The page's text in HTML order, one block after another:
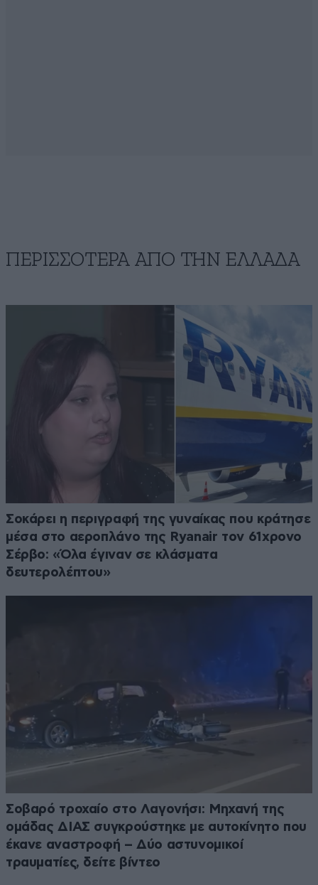
ΠΕΡΙΣΣΟΤΕΡΑ ΑΠΟ ΤΗΝ ΕΛΛΑΔΑ
Σοκάρει η περιγραφή της γυναίκας που κράτησε
μέσα στο αεροπλάνο της Ryanair τον 61χρονο
Σέρβο: «Όλα έγιναν σε κλάσματα
δευτερολέπτου»
Σοβαρό τροχαίο στο Λαγονήσι: Μηχανή της
ομάδας ΔΙΑΣ συγκρούστηκε με αυτοκίνητο που
έκανε αναστροφή – Δύο αστυνομικοί
τραυματίες, δείτε βίντεο